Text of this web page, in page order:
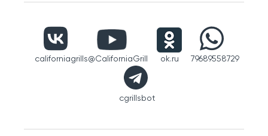
californiagrills@CaliforniaGrill ok.ru 79689558729
cgrillsbot